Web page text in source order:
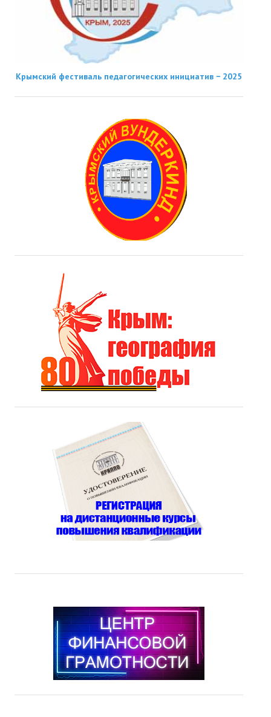
Крымский фестиваль педагогических инициатив − 2025